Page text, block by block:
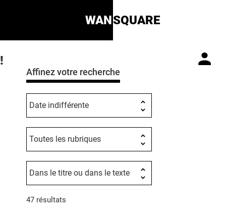
WANSQUARE
!
Affinez votre recherche
47 résultats